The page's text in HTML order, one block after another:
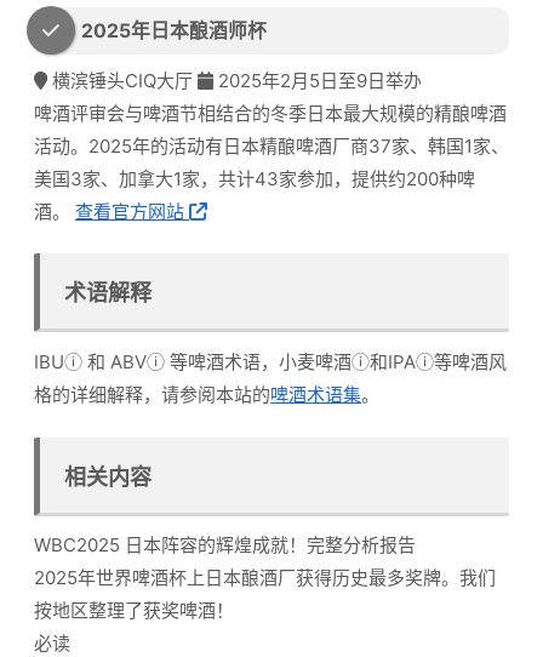
2025年日本酿酒师杯
横滨锤头CIQ大厅
2025年2月5日至9日举办
啤酒评审会与啤酒节相结合的冬季日本最大规模的精酿啤酒
活动。2025年的活动有日本精酿啤酒厂商37家、韩国1家、
美国3家、加拿大1家，共计43家参加，提供约200种啤
酒。 查看官方网站
术语解释
IBUⓘ 和 ABVⓘ 等啤酒术语， 小麦啤酒ⓘ和IPAⓘ等啤酒风
格的详细解释，请参阅本站的啤酒术语集。
相关内容
WBC2025 日本阵容的辉煌成就！完整分析报告
2025年世界啤酒杯上日本酿酒厂获得历史最多奖牌。我们
按地区整理了获奖啤酒！
必读